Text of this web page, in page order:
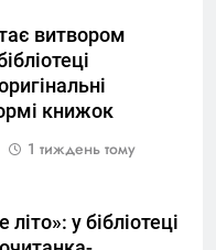
витвором
книжок
1 тиждень тому
у бібліотеці